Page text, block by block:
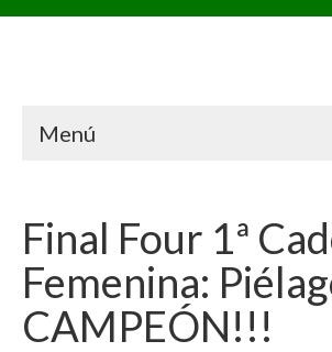
Menú
Final Four 1ª
Femenina:
CAMPEÓN!!!